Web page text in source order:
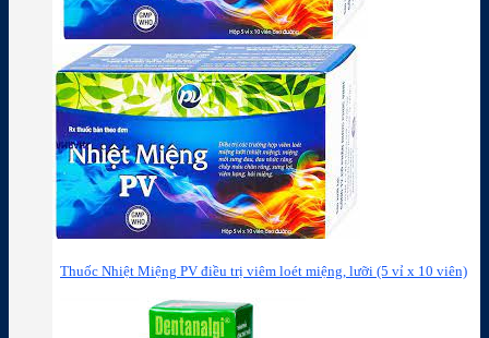
Thuốc Nhiệt Miệng PV điều trị viêm loét miệng, lưỡi (5 vỉ x 10 viên)